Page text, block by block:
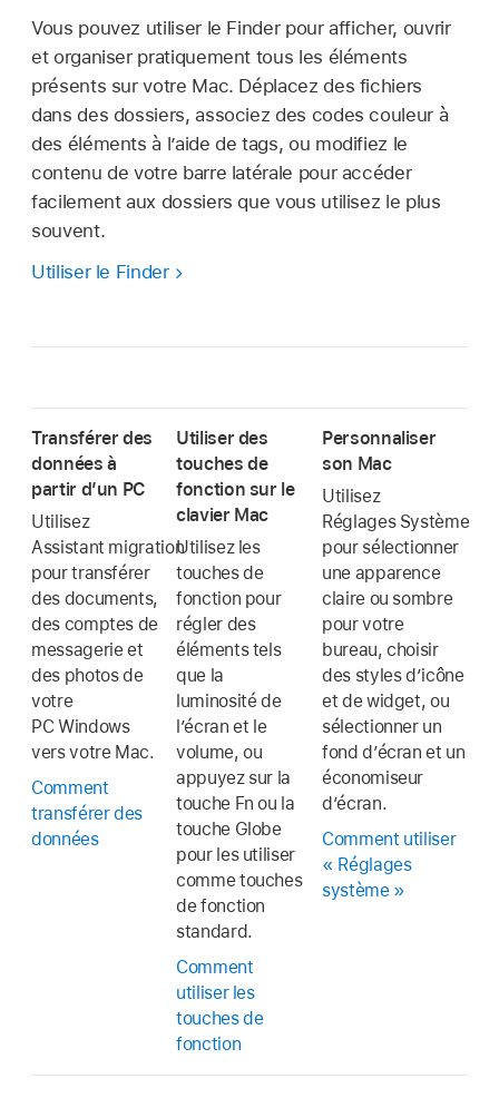
Vous pouvez utiliser le Finder pour afficher, ouvrir
et organiser pratiquement tous les éléments
présents sur votre Mac. Déplacez des fichiers
dans des dossiers, associez des codes couleur à
des éléments à l’aide de tags, ou modifiez le
contenu de votre barre latérale pour accéder
facilement aux dossiers que vous utilisez le plus
souvent.
Utiliser le Finder
Transférer des
données à
partir d’un PC
Utilisez
Assistant migration
pour transférer
des documents,
des comptes de
messagerie et
des photos de
votre
PC Windows
vers votre Mac.
Comment
transférer des
données
Utiliser des
touches de
fonction sur le
clavier Mac
Utilisez les
touches de
fonction pour
régler des
éléments tels
que la
luminosité de
l’écran et le
volume, ou
appuyez sur la
touche Fn ou la
touche Globe
pour les utiliser
comme touches
de fonction
standard.
Comment
utiliser les
touches de
fonction
Personnaliser
son Mac
Utilisez
Réglages Système
pour sélectionner
une apparence
claire ou sombre
pour votre
bureau, choisir
des styles d’icône
et de widget, ou
sélectionner un
fond d’écran et un
économiseur
d’écran.
Comment utiliser
« Réglages
système »